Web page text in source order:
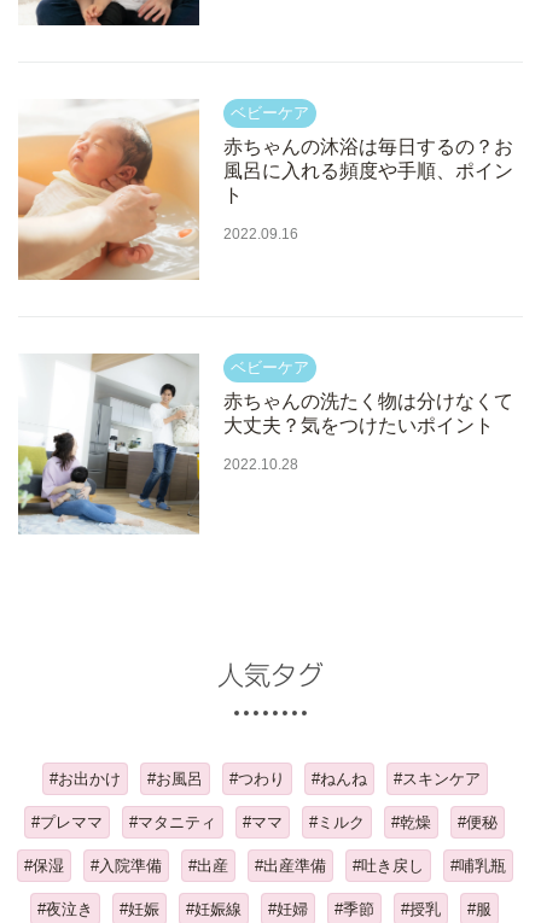
赤ちゃんの沐浴は毎日するの？お
風呂に入れる頻度や手順、ポイン
ト
2022.09.16
赤ちゃんの洗たく物は分けなくて
大丈夫？気をつけたいポイント
2022.10.28
人気タグ
#お出かけ #お風呂 #つわり #ねんね #スキンケア
#プレママ #マタニティ #ママ #ミルク #乾燥 #便秘
#保湿 #入院準備 #出産 #出産準備 #吐き戻し #哺乳瓶
#夜泣き #妊娠 #妊娠線 #妊婦 #季節 #授乳 #服